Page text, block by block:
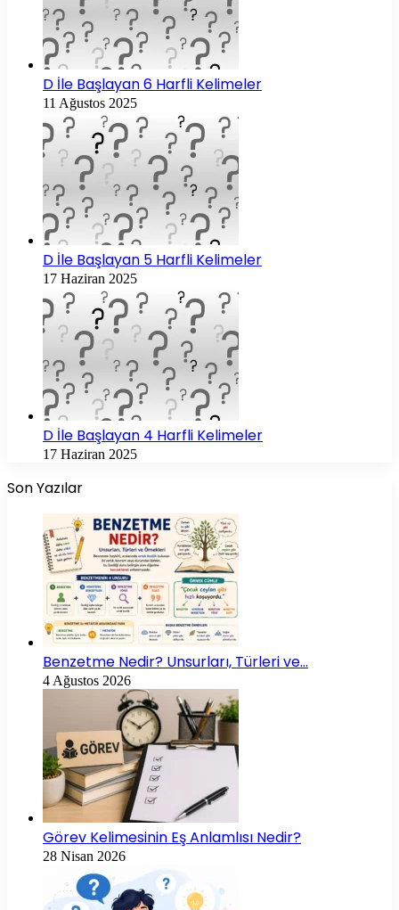
D İle Başlayan 6 Harfli Kelimeler
11 Ağustos 2025
D İle Başlayan 5 Harfli Kelimeler
17 Haziran 2025
D İle Başlayan 4 Harfli Kelimeler
17 Haziran 2025
Son Yazılar
Benzetme Nedir? Unsurları, Türleri ve…
4 Ağustos 2026
Görev Kelimesinin Eş Anlamlısı Nedir?
28 Nisan 2026